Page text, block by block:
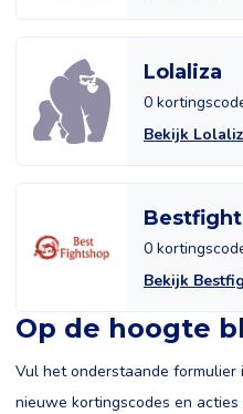
Lolaliza
0
Bekijk
0
Bekijk
Op de hoogte
Vul het onderstaande
nieuwe kortingscodes en